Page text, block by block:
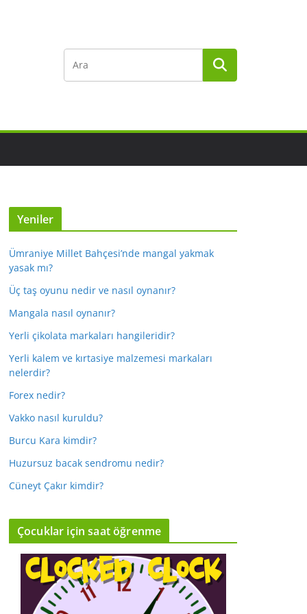
Yeniler
Ümraniye Millet Bahçesi’nde mangal yakmak
yasak mı?
Üç taş oyunu nedir ve nasıl oynanır?
Mangala nasıl oynanır?
Yerli çikolata markaları hangileridir?
Yerli kalem ve kırtasiye malzemesi markaları
nelerdir?
Forex nedir?
Vakko nasıl kuruldu?
Burcu Kara kimdir?
Huzursuz bacak sendromu nedir?
Cüneyt Çakır kimdir?
Çocuklar için saat öğrenme